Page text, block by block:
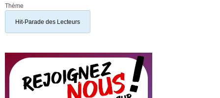
Thème
Hit-Parade des Lecteurs